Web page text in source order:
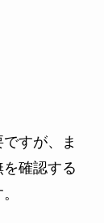
すが、ま
確認する